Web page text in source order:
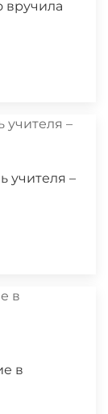
вручила
учителя –
в